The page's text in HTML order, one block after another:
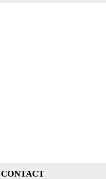
CONTACT